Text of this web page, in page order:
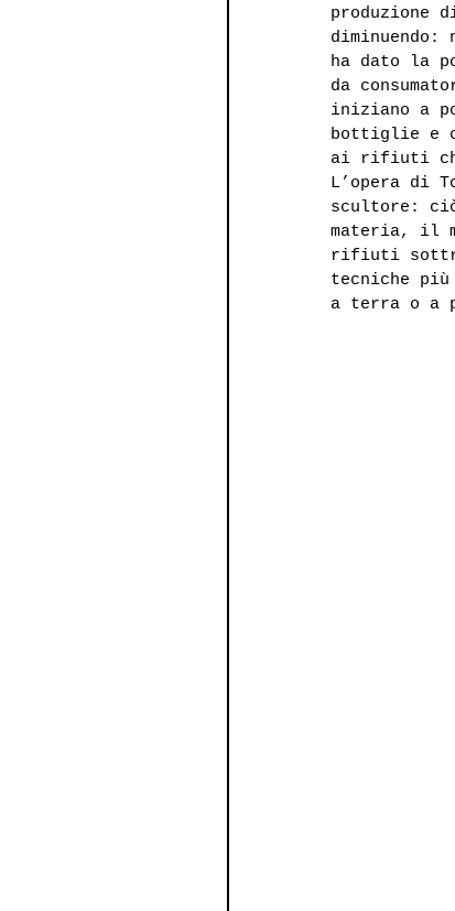
produzione
ha dato la
da
iniziano a
bottiglie e
ai rifiuti che
L’opera di
scultore:
materia, il
rifiuti
tecniche
a terra o a